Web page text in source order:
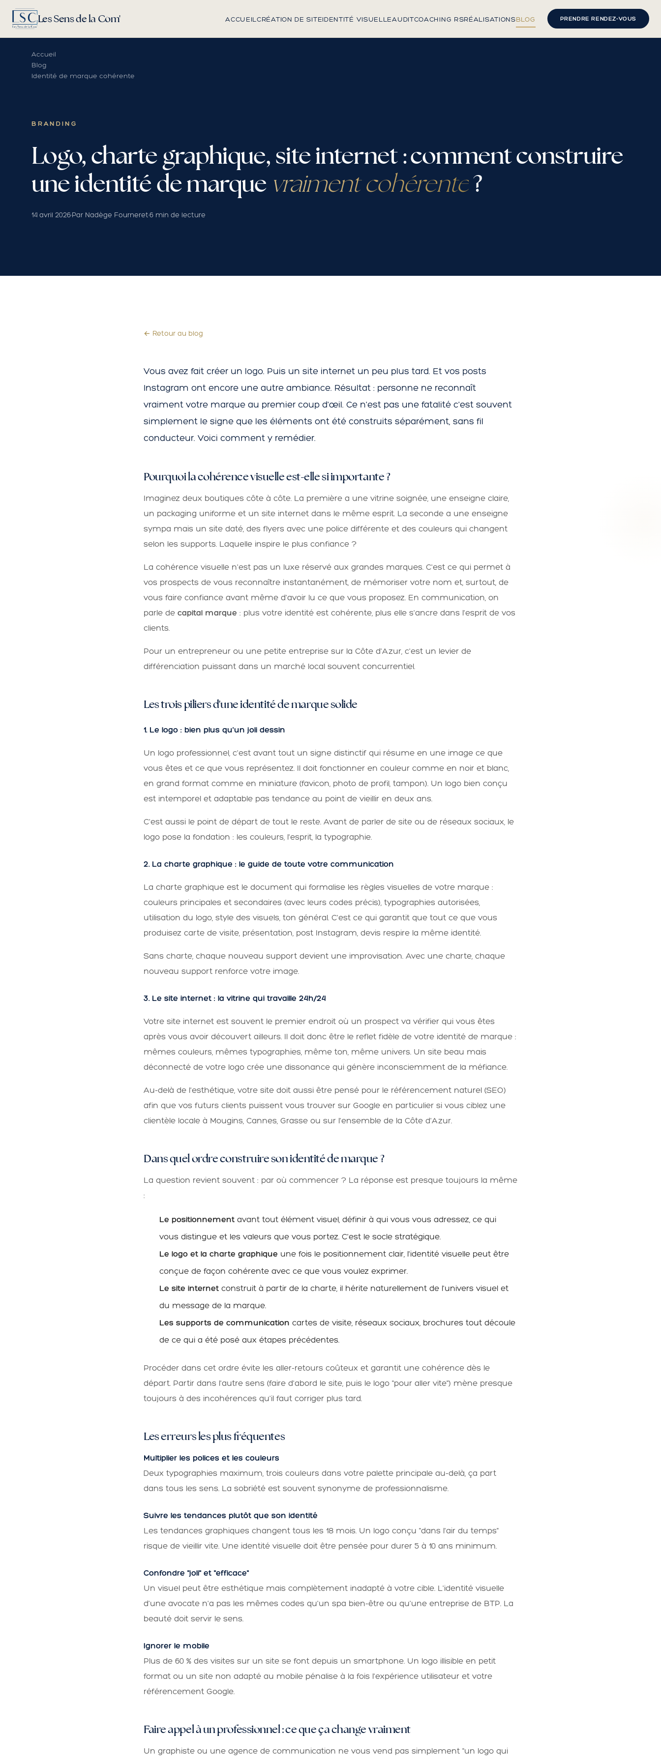
Les Sens de la Com' ACCUEILCRÉATION DE SITEIDENTITÉ VISUELLEAUDITCOACHING RSRÉALISATIONSBLOG PRENDRE RENDEZ-VOUS
Accueil
Blog
Identité de marque cohérente
BRANDING
Logo, charte graphique, site internet : comment construire
une identité de marque vraiment cohérente?
14 avril 2026·Par Nadège Fourneret·6 min de lecture
← Retour au blog
Vous avez fait créer un logo. Puis un site internet un peu plus tard. Et vos posts
Instagram ont encore une autre ambiance. Résultat : personne ne reconnaît
vraiment votre marque au premier coup d'œil. Ce n'est pas une fatalité c'est souvent
simplement le signe que les éléments ont été construits séparément, sans fil
conducteur. Voici comment y remédier.
Pourquoi la cohérence visuelle est-elle si importante ?
Imaginez deux boutiques côte à côte. La première a une vitrine soignée, une enseigne claire,
un packaging uniforme et un site internet dans le même esprit. La seconde a une enseigne
sympa mais un site daté, des flyers avec une police différente et des couleurs qui changent
selon les supports. Laquelle inspire le plus confiance ?
La cohérence visuelle n'est pas un luxe réservé aux grandes marques. C'est ce qui permet à
vos prospects de vous reconnaître instantanément, de mémoriser votre nom et, surtout, de
vous faire confiance avant même d'avoir lu ce que vous proposez. En communication, on
parle de capital marque : plus votre identité est cohérente, plus elle s'ancre dans l'esprit de vos
clients.
Pour un entrepreneur ou une petite entreprise sur la Côte d'Azur, c'est un levier de
différenciation puissant dans un marché local souvent concurrentiel.
Les trois piliers d'une identité de marque solide
1. Le logo : bien plus qu'un joli dessin
Un logo professionnel, c'est avant tout un signe distinctif qui résume en une image ce que
vous êtes et ce que vous représentez. Il doit fonctionner en couleur comme en noir et blanc,
en grand format comme en miniature (favicon, photo de profil, tampon). Un logo bien conçu
est intemporel et adaptable pas tendance au point de vieillir en deux ans.
C'est aussi le point de départ de tout le reste. Avant de parler de site ou de réseaux sociaux, le
logo pose la fondation : les couleurs, l'esprit, la typographie.
2. La charte graphique : le guide de toute votre communication
La charte graphique est le document qui formalise les règles visuelles de votre marque :
couleurs principales et secondaires (avec leurs codes précis), typographies autorisées,
utilisation du logo, style des visuels, ton général. C'est ce qui garantit que tout ce que vous
produisez carte de visite, présentation, post Instagram, devis respire la même identité.
Sans charte, chaque nouveau support devient une improvisation. Avec une charte, chaque
nouveau support renforce votre image.
3. Le site internet : la vitrine qui travaille 24h/24
Votre site internet est souvent le premier endroit où un prospect va vérifier qui vous êtes
après vous avoir découvert ailleurs. Il doit donc être le reflet fidèle de votre identité de marque :
mêmes couleurs, mêmes typographies, même ton, même univers. Un site beau mais
déconnecté de votre logo crée une dissonance qui génère inconsciemment de la méfiance.
Au-delà de l'esthétique, votre site doit aussi être pensé pour le référencement naturel (SEO)
afin que vos futurs clients puissent vous trouver sur Google en particulier si vous ciblez une
clientèle locale à Mougins, Cannes, Grasse ou sur l'ensemble de la Côte d'Azur.
Dans quel ordre construire son identité de marque ?
La question revient souvent : par où commencer ? La réponse est presque toujours la même
:
Le positionnement avant tout élément visuel, définir à qui vous vous adressez, ce qui
vous distingue et les valeurs que vous portez. C'est le socle stratégique.
Le logo et la charte graphique une fois le positionnement clair, l'identité visuelle peut être
conçue de façon cohérente avec ce que vous voulez exprimer.
Le site internet construit à partir de la charte, il hérite naturellement de l'univers visuel et
du message de la marque.
Les supports de communication cartes de visite, réseaux sociaux, brochures tout découle
de ce qui a été posé aux étapes précédentes.
Procéder dans cet ordre évite les aller-retours coûteux et garantit une cohérence dès le
départ. Partir dans l'autre sens (faire d'abord le site, puis le logo "pour aller vite") mène presque
toujours à des incohérences qu'il faut corriger plus tard.
Les erreurs les plus fréquentes
Multiplier les polices et les couleurs
Deux typographies maximum, trois couleurs dans votre palette principale au-delà, ça part
dans tous les sens. La sobriété est souvent synonyme de professionnalisme.
Suivre les tendances plutôt que son identité
Les tendances graphiques changent tous les 18 mois. Un logo conçu "dans l'air du temps"
risque de vieillir vite. Une identité visuelle doit être pensée pour durer 5 à 10 ans minimum.
Confondre "joli" et "efficace"
Un visuel peut être esthétique mais complètement inadapté à votre cible. L'identité visuelle
d'une avocate n'a pas les mêmes codes qu'un spa bien-être ou qu'une entreprise de BTP. La
beauté doit servir le sens.
Ignorer le mobile
Plus de 60 % des visites sur un site se font depuis un smartphone. Un logo illisible en petit
format ou un site non adapté au mobile pénalise à la fois l'expérience utilisateur et votre
référencement Google.
Faire appel à un professionnel : ce que ça change vraiment
Un graphiste ou une agence de communication ne vous vend pas simplement "un logo qui